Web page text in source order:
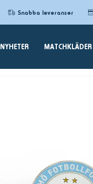
Snabba leveranser
NYHETER MATCHKLÄDER